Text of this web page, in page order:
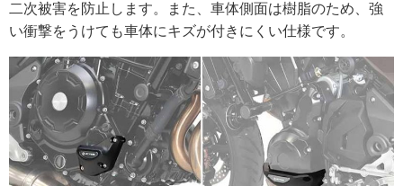
二次被害を防止します。また、車体側面は樹脂のため、強
い衝撃をうけても車体にキズが付きにくい仕様です。